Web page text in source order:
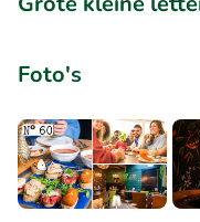
Foto's